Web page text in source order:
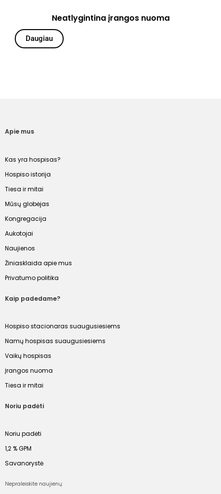
Neatlygintina įrangos nuoma
Daugiau
Apie mus
Kas yra hospisas?
Hospiso istorija
Tiesa ir mitai
Mūsų globėjas
Kongregacija
Aukotojai
Naujienos
Žiniasklaida apie mus
Privatumo politika
Kaip padedame?
Hospiso stacionaras suaugusiesiems
Namų hospisas suaugusiesiems
Vaikų hospisas
Įrangos nuoma
Tiesa ir mitai
Noriu padėti
Noriu padėti
1,2 % GPM
Savanorystė
Nepraleiskite naujienų: